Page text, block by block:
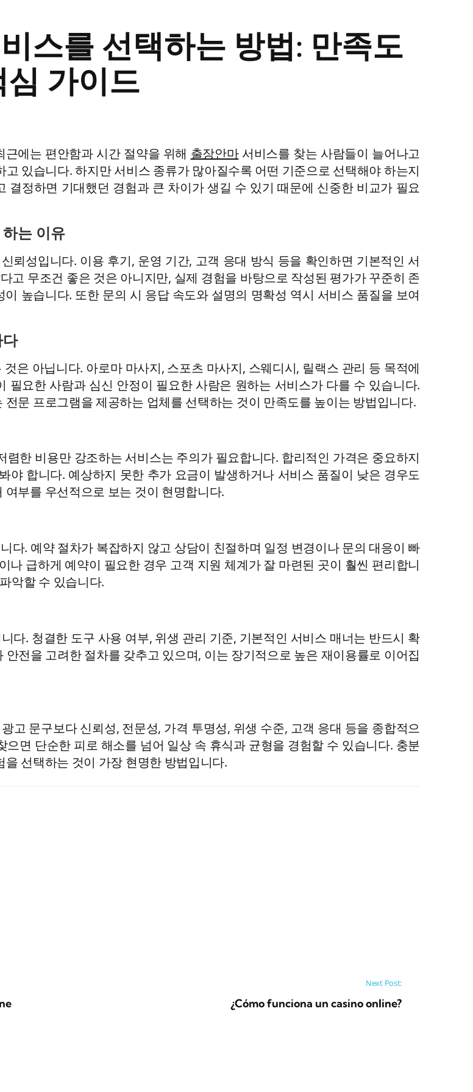
스를 선택하는 방법: 만족도
가이드
에는 편안함과 시간 절약을 위해 출장안마서비스를 찾는 사람들이 늘어나고
있습니다. 하지만 서비스 종류가 많아질수록 어떤 기준으로 선택해야 하는지
결정하면 기대했던 경험과 큰 차이가 생길 수 있기 때문에 신중한 비교가 필요
는 이유
뢰성입니다. 이용 후기, 운영 기간, 고객 응대 방식 등을 확인하면 기본적인 서
고 무조건 좋은 것은 아니지만, 실제 경험을 바탕으로 작성된 평가가 꾸준히 존
높습니다. 또한 문의 시 응답 속도와 설명의 명확성 역시 서비스 품질을 보여
은 아닙니다. 아로마 마사지, 스포츠 마사지, 스웨디시, 릴랙스 관리 등 목적에
필요한 사람과 심신 안정이 필요한 사람은 원하는 서비스가 다를 수 있습니다.
문 프로그램을 제공하는 업체를 선택하는 것이 만족도를 높이는 방법입니다.
한 비용만 강조하는 서비스는 주의가 필요합니다. 합리적인 가격은 중요하지
야 합니다. 예상하지 못한 추가 요금이 발생하거나 서비스 품질이 낮은 경우도
부를 우선적으로 보는 것이 현명합니다.
다. 예약 절차가 복잡하지 않고 상담이 친절하며 일정 변경이나 문의 대응이 빠
나 급하게 예약이 필요한 경우 고객 지원 체계가 잘 마련된 곳이 훨씬 편리합니
악할 수 있습니다.
다. 청결한 도구 사용 여부, 위생 관리 기준, 기본적인 서비스 매너는 반드시 확
전을 고려한 절차를 갖추고 있으며, 이는 장기적으로 높은 재이용률로 이어집
고 문구보다 신뢰성, 전문성, 가격 투명성, 위생 수준, 고객 응대 등을 종합적으
면 단순한 피로 해소를 넘어 일상 속 휴식과 균형을 경험할 수 있습니다. 충분
선택하는 것이 가장 현명한 방법입니다.
Next Post:
¿Cómo funciona un casino online?